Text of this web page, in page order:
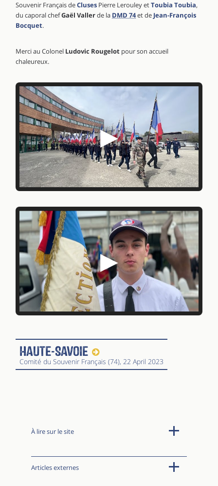
Souvenir Français deCluses Pierre Lerouley etToubia Toubia,
du caporal chefGaël Vallerde la DMD 74et de Jean-François
Bocquet.
Merci au Colonel Ludovic Rougelot pour son accueil
chaleureux.
▶
▶
Haute-Savoie
Comité du Souvenir Français (74), 22 April 2023
À lire sur le site
Articles externes